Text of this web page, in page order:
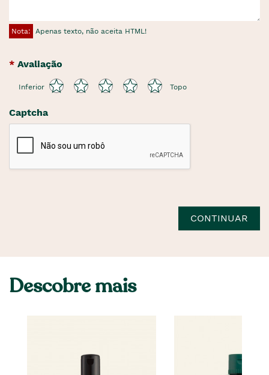
Nota: Apenas texto, não aceita HTML!
Avaliação
Inferior Topo
Captcha
CONTINUAR
Descobre mais